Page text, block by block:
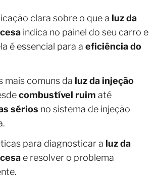
clara sobre o que a luz da
indica no painel do seu carro e
é essencial para a eficiência do
mais comuns da luz da injeção
combustível ruim até
sérios no sistema de injeção
para diagnosticar a luz da
e resolver o problema